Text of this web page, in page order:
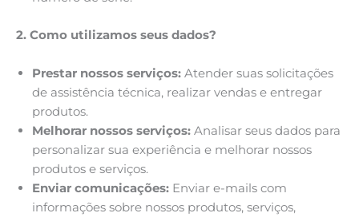
2. Como utilizamos seus dados?
Prestar nossos serviços: Atender suas solicitações
de assistência técnica, realizar vendas e entregar
produtos.
Melhorar nossos serviços: Analisar seus dados para
personalizar sua experiência e melhorar nossos
produtos e serviços.
Enviar comunicações: Enviar e-mails com
informações sobre nossos produtos, serviços,